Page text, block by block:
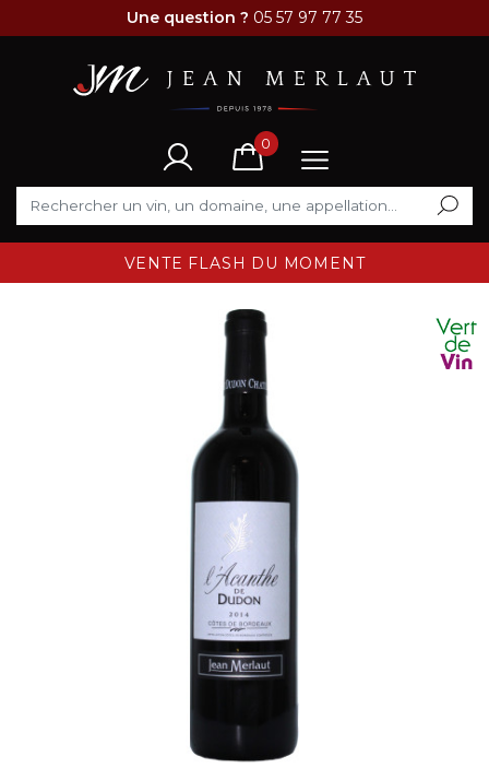
Une question ? 05 57 97 77 35
0
VENTE FLASH DU MOMENT